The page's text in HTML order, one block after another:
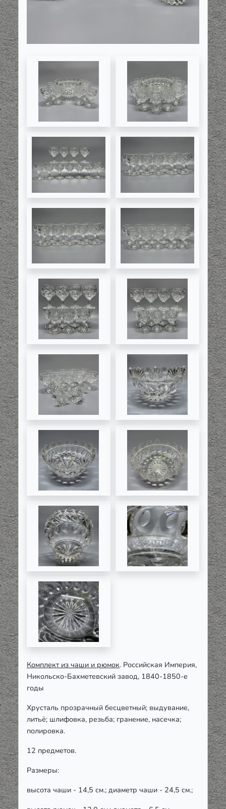
Комплект из чаши и рюмок. Российская Империя,
Никольско-Бахметевский завод, 1840-1850-е
годы
Хрусталь прозрачный бесцветный; выдувание,
литьё; шлифовка, резьба; гранение, насечка;
полировка.
12 предметов.
Размеры:
высота чаши - 14,5 см.; диаметр чаши - 24,5 см.;